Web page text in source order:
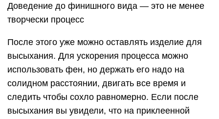
Доведение до финишного вида — это не менее
творчески процесс
После этого уже можно оставлять изделие для
высыхания. Для ускорения процесса можно
использовать фен, но держать его надо на
солидном расстоянии, двигать все время и
следить чтобы сохло равномерно. Если после
высыхания вы увидели, что на приклеенной